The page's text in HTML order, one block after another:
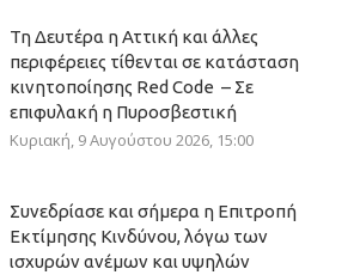
Τη Δευτέρα η Αττική και άλλες
περιφέρειες τίθενται σε κατάσταση
κινητοποίησης Red Code – Σε
επιφυλακή η Πυροσβεστική
Κυριακή, 9 Αυγούστου 2026, 15:00
Συνεδρίασε και σήμερα η Επιτροπή
Εκτίμησης Κινδύνου, λόγω των
ισχυρών ανέμων και υψηλών